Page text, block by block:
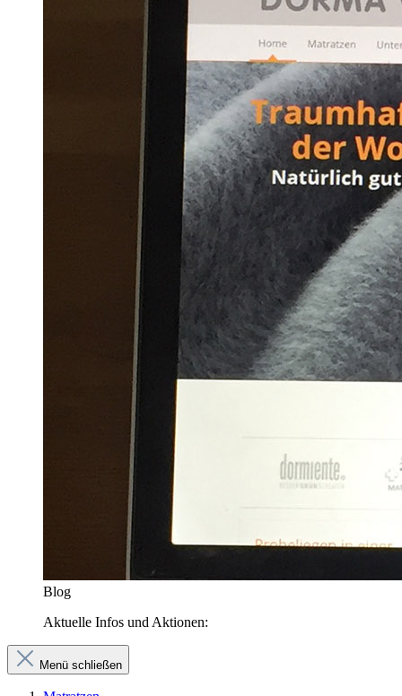
Blog
Aktuelle Infos und Aktionen:
Menü schließen